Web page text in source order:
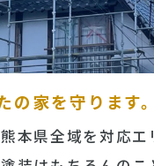
の家を守ります。
本県全域を対応エ